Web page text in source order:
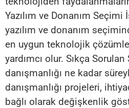
Yazılım ve Donanım
yazılım ve donanım
en uygun teknolojik
yardımcı olur. Sıkça
danışmanlığı ne kadar
danışmanlığı projeleri,
bağlı olarak değişkenlik